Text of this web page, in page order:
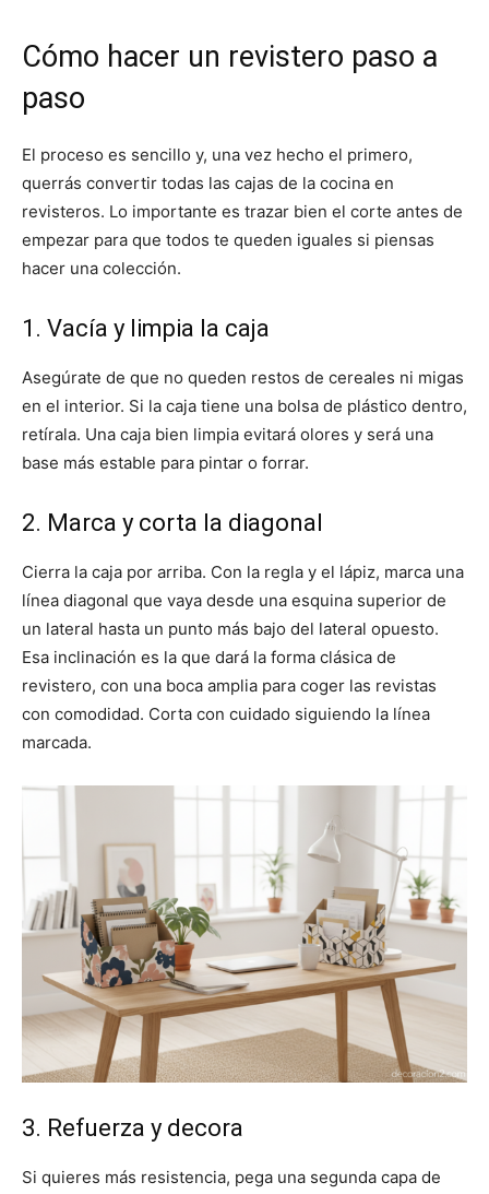
Cómo hacer un revistero paso a
paso
El proceso es sencillo y, una vez hecho el primero,
querrás convertir todas las cajas de la cocina en
revisteros. Lo importante es trazar bien el corte antes de
empezar para que todos te queden iguales si piensas
hacer una colección.
1. Vacía y limpia la caja
Asegúrate de que no queden restos de cereales ni migas
en el interior. Si la caja tiene una bolsa de plástico dentro,
retírala. Una caja bien limpia evitará olores y será una
base más estable para pintar o forrar.
2. Marca y corta la diagonal
Cierra la caja por arriba. Con la regla y el lápiz, marca una
línea diagonal que vaya desde una esquina superior de
un lateral hasta un punto más bajo del lateral opuesto.
Esa inclinación es la que dará la forma clásica de
revistero, con una boca amplia para coger las revistas
con comodidad. Corta con cuidado siguiendo la línea
marcada.
3. Refuerza y decora
Si quieres más resistencia, pega una segunda capa de